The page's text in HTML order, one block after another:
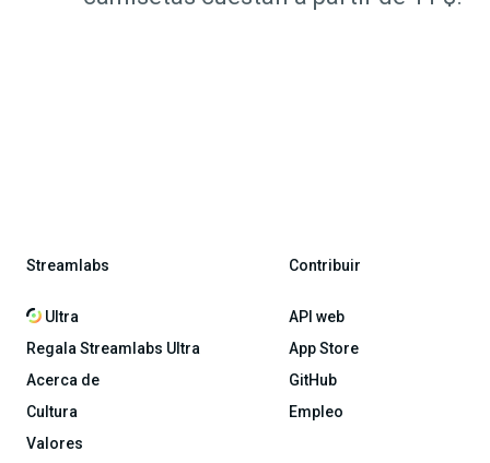
Streamlabs
Ultra
Regala Streamlabs Ultra
Acerca de
Cultura
Valores
Contribuir
API web
App Store
GitHub
Empleo